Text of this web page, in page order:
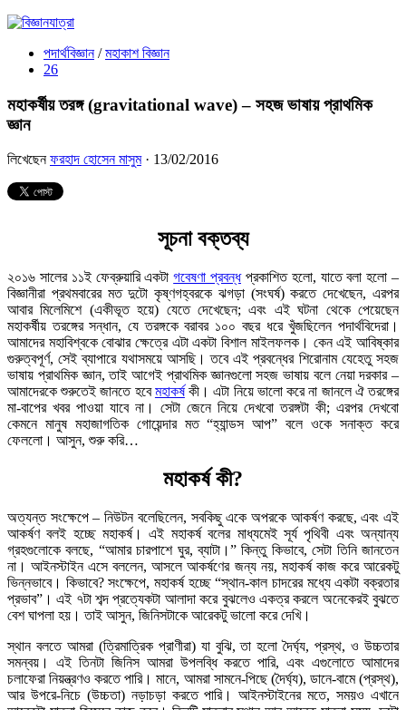
পদার্থবিজ্ঞান / মহাকাশ বিজ্ঞান
26
মহাকর্ষীয় তরঙ্গ (gravitational wave) – সহজ ভাষায় প্রাথমিক
জ্ঞান
লিখেছেনফরহাদ হোসেন মাসুম· 13/02/2016
সূচনা বক্তব্য
২০১৬ সালের ১১ই ফেব্রুয়ারি একটাগবেষণা প্রবন্ধপ্রকাশিত হলো, যাতে বলা হলো –
বিজ্ঞানীরা প্রথমবারের মত দুটো কৃষ্ণগহ্বরকে ঝগড়া (সংঘর্ষ) করতে দেখেছেন, এরপর
আবার মিলেমিশে (একীভূত হয়ে) যেতে দেখেছেন; এবং এই ঘটনা থেকে পেয়েছেন
মহাকর্ষীয় তরঙ্গের সন্ধান, যে তরঙ্গকে বরাবর ১০০ বছর ধরে খুঁজছিলেন পদার্থবিদেরা।
আমাদের মহাবিশ্বকে বোঝার ক্ষেত্রে এটা একটা বিশাল মাইলফলক। কেন এই আবিষ্কার
গুরুত্বপূর্ণ, সেই ব্যাপারে যথাসময়ে আসছি। তবে এই প্রবন্ধের শিরোনাম যেহেতু সহজ
ভাষায় প্রাথমিক জ্ঞান, তাই আগেই প্রাথমিক জ্ঞানগুলো সহজ ভাষায় বলে নেয়া দরকার –
আমাদেরকে শুরুতেই জানতে হবেমহাকর্ষকী। এটা নিয়ে ভালো করে না জানলে ঐ তরঙ্গের
মা-বাপের খবর পাওয়া যাবে না। সেটা জেনে নিয়ে দেখবো তরঙ্গটা কী; এরপর দেখবো
কেমনে মানুষ মহাজাগতিক গোয়েন্দার মত “হ্যান্ডস আপ” বলে ওকে সনাক্ত করে
ফেললো। আসুন, শুরু করি…
মহাকর্ষ কী?
অত্যন্ত সংক্ষেপে – নিউটন বলেছিলেন, সবকিছু একে অপরকে আকর্ষণ করছে, এবং এই
আকর্ষণ বলই হচ্ছে মহাকর্ষ। এই মহাকর্ষ বলের মাধ্যমেই সূর্য পৃথিবী এবং অন্যান্য
গ্রহগুলোকে বলছে, “আমার চারপাশে ঘুর, ব্যাটা।” কিন্তু কিভাবে, সেটা তিনি জানতেন
না। আইনস্টাইন এসে বললেন, আসলে আকর্ষণের জন্য নয়, মহাকর্ষ কাজ করে আরেকটু
ভিন্নভাবে। কিভাবে? সংক্ষেপে, মহাকর্ষ হচ্ছে “স্থান-কাল চাদরের মধ্যে একটা বক্রতার
প্রভাব”। এই ৭টা শব্দ প্রত্যেকটা আলাদা করে বুঝলেও একত্র করলে অনেকেরই বুঝতে
বেশ ঘাপলা হয়। তাই আসুন, জিনিসটাকে আরেকটু ভালো করে দেখি।
স্থান বলতে আমরা (ত্রিমাত্রিক প্রাণীরা) যা বুঝি, তা হলো দৈর্ঘ্য, প্রস্থ, ও উচ্চতার
সমন্বয়। এই তিনটা জিনিস আমরা উপলব্ধি করতে পারি, এবং এগুলোতে আমাদের
চলাফেরা নিয়ন্ত্রণও করতে পারি। মানে, আমরা সামনে-পিছে (দৈর্ঘ্য), ডানে-বামে (প্রস্থ),
আর উপরে-নিচে (উচ্চতা) নড়াচড়া করতে পারি। আইনস্টাইনের মতে, সময়ও এখানে